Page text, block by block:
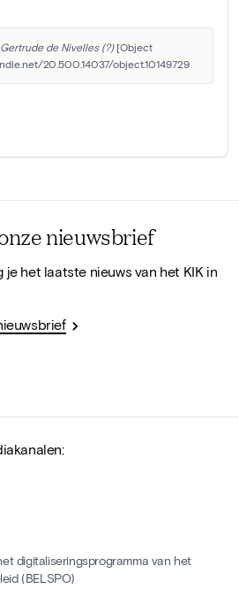
de Nivelles (?) [Object
20.500.14037/object.10149729
nieuwsbrief
het laatste nieuws van het KIK in
digitaliseringsprogramma van het
(BELSPO)